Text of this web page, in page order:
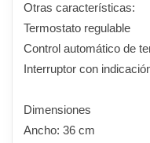
Otras características:
Termostato regulable
Control automático de
Interruptor con
Dimensiones
Ancho: 36 cm